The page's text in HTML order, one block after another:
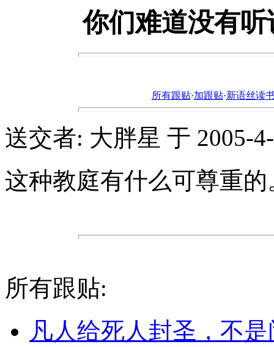
你们难道没有
所有跟贴·加跟贴·新语丝读
送交者: 大胖星 于 2005-
这种教庭有什么可尊重的
所有跟贴:
凡人给死人封圣，不